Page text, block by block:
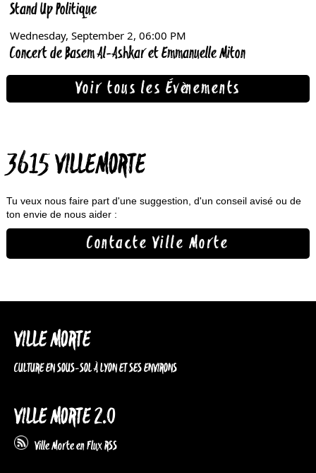
Voir tous les Évènements
3615 VILLEMORTE
Tu veux nous faire part d'une suggestion, d'un conseil avisé ou de
ton envie de nous aider :
Contacte Ville Morte
VILLE MORTE
CULTURE EN SOUS-SOL À LYON ET SES ENVIRONS
VILLE MORTE 2.0
Ville Morte en Flux RSS